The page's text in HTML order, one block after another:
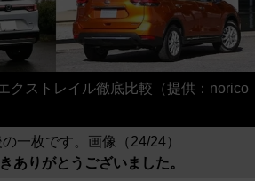
クストレイル徹底比較（提供：norico
一枚です。画像（24/24）
ありがとうございました。